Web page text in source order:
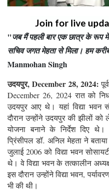
Join for live
"जब मैं पहली बार एक छात्र के रूप में
सचिव जगत मेहता से मिला। हम
Manmohan Singh
उदयपुर, December 28, 2024:
December 26, 2024 रात को
उदयपुर आए थे। यहां विद्या भवन
दौरान उन्होंने उदयपुर की झीलों
योजना बनाने के निर्देश दिए
प्रिंसीपल डॉ. अनिल मेहता ने
जुलाई 2006 को विद्या भवन
थे। वे विद्या भवन के तत्कालीन
इस दौरान उन्होंने विद्या भवन,
भी की थी।